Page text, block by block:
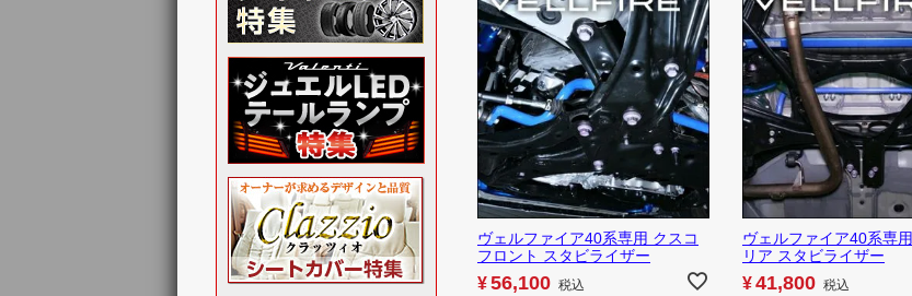
ヴェルファイア40系専用 クスコ
フロント スタビライザー
¥56,100 税込
ヴェルファイア40系専
リア スタビライザー
¥41,800 税込